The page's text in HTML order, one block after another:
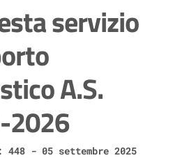
servizio
A.S.
2026
- 05 settembre 2025